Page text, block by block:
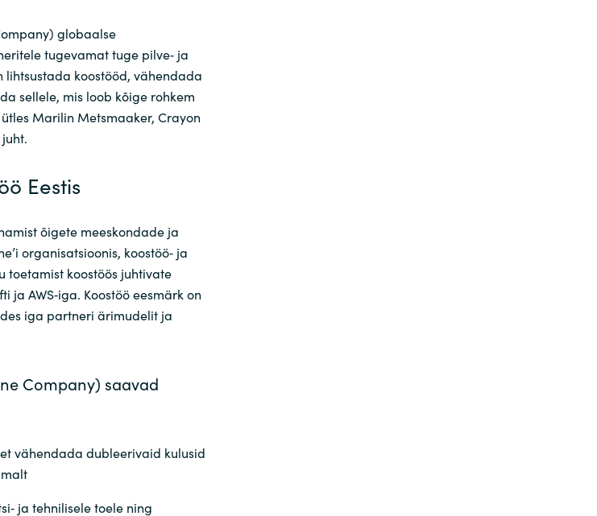
globaalse
tugevamat tuge pilve‑ ja
koostööd, vähendada
sellele, mis loob kõige rohkem
Marilin Metsmaaker, Crayon
Eestis
õigete meeskondade ja
organisatsioonis, koostöö‑ ja
toetamist koostöös juhtivate
AWS‑iga. Koostöö eesmärk on
iga partneri ärimudelit ja
Company) saavad
vähendada dubleerivaid kulusid
ja tehnilisele toele ning